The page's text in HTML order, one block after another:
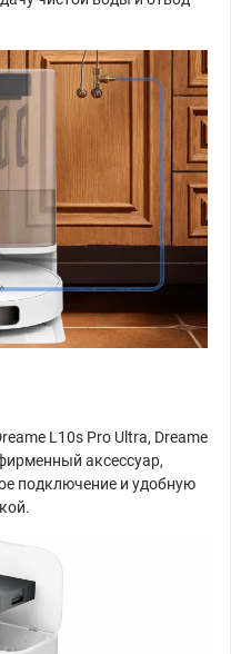
L10s Pro Ultra, Dreame
аксессуар,
подключение и удобную